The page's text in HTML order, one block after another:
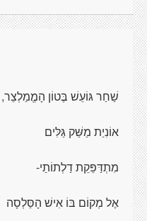
שַׁחַר גּוֹעֵשׁ בֶּטוֹן הָמֱמַלְצֵר,
אוֹנִיַת מַשַּׁק גַּלִּים
מִתְדַּפֵּקֵת דַלְתוֹתַי-
אֶל מְקוֹם בּוֹ אִישׁ הָסַּלְסָה